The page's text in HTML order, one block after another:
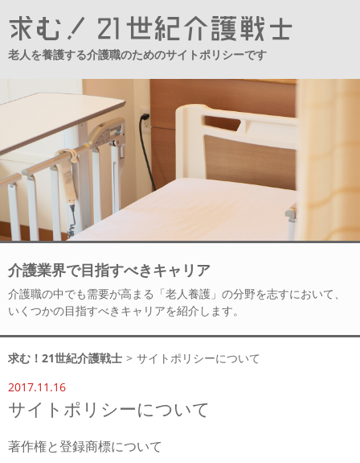
老人を養護する介護職のためのサイトポリシーです
介護業界で目指すべきキャリア
介護職の中でも需要が高まる「老人養護」の分野を志すにおいて、
いくつかの目指すべきキャリアを紹介します。
求む！21世紀介護戦士 > サイトポリシーについて
2017.11.16
サイトポリシーについて
著作権と登録商標について